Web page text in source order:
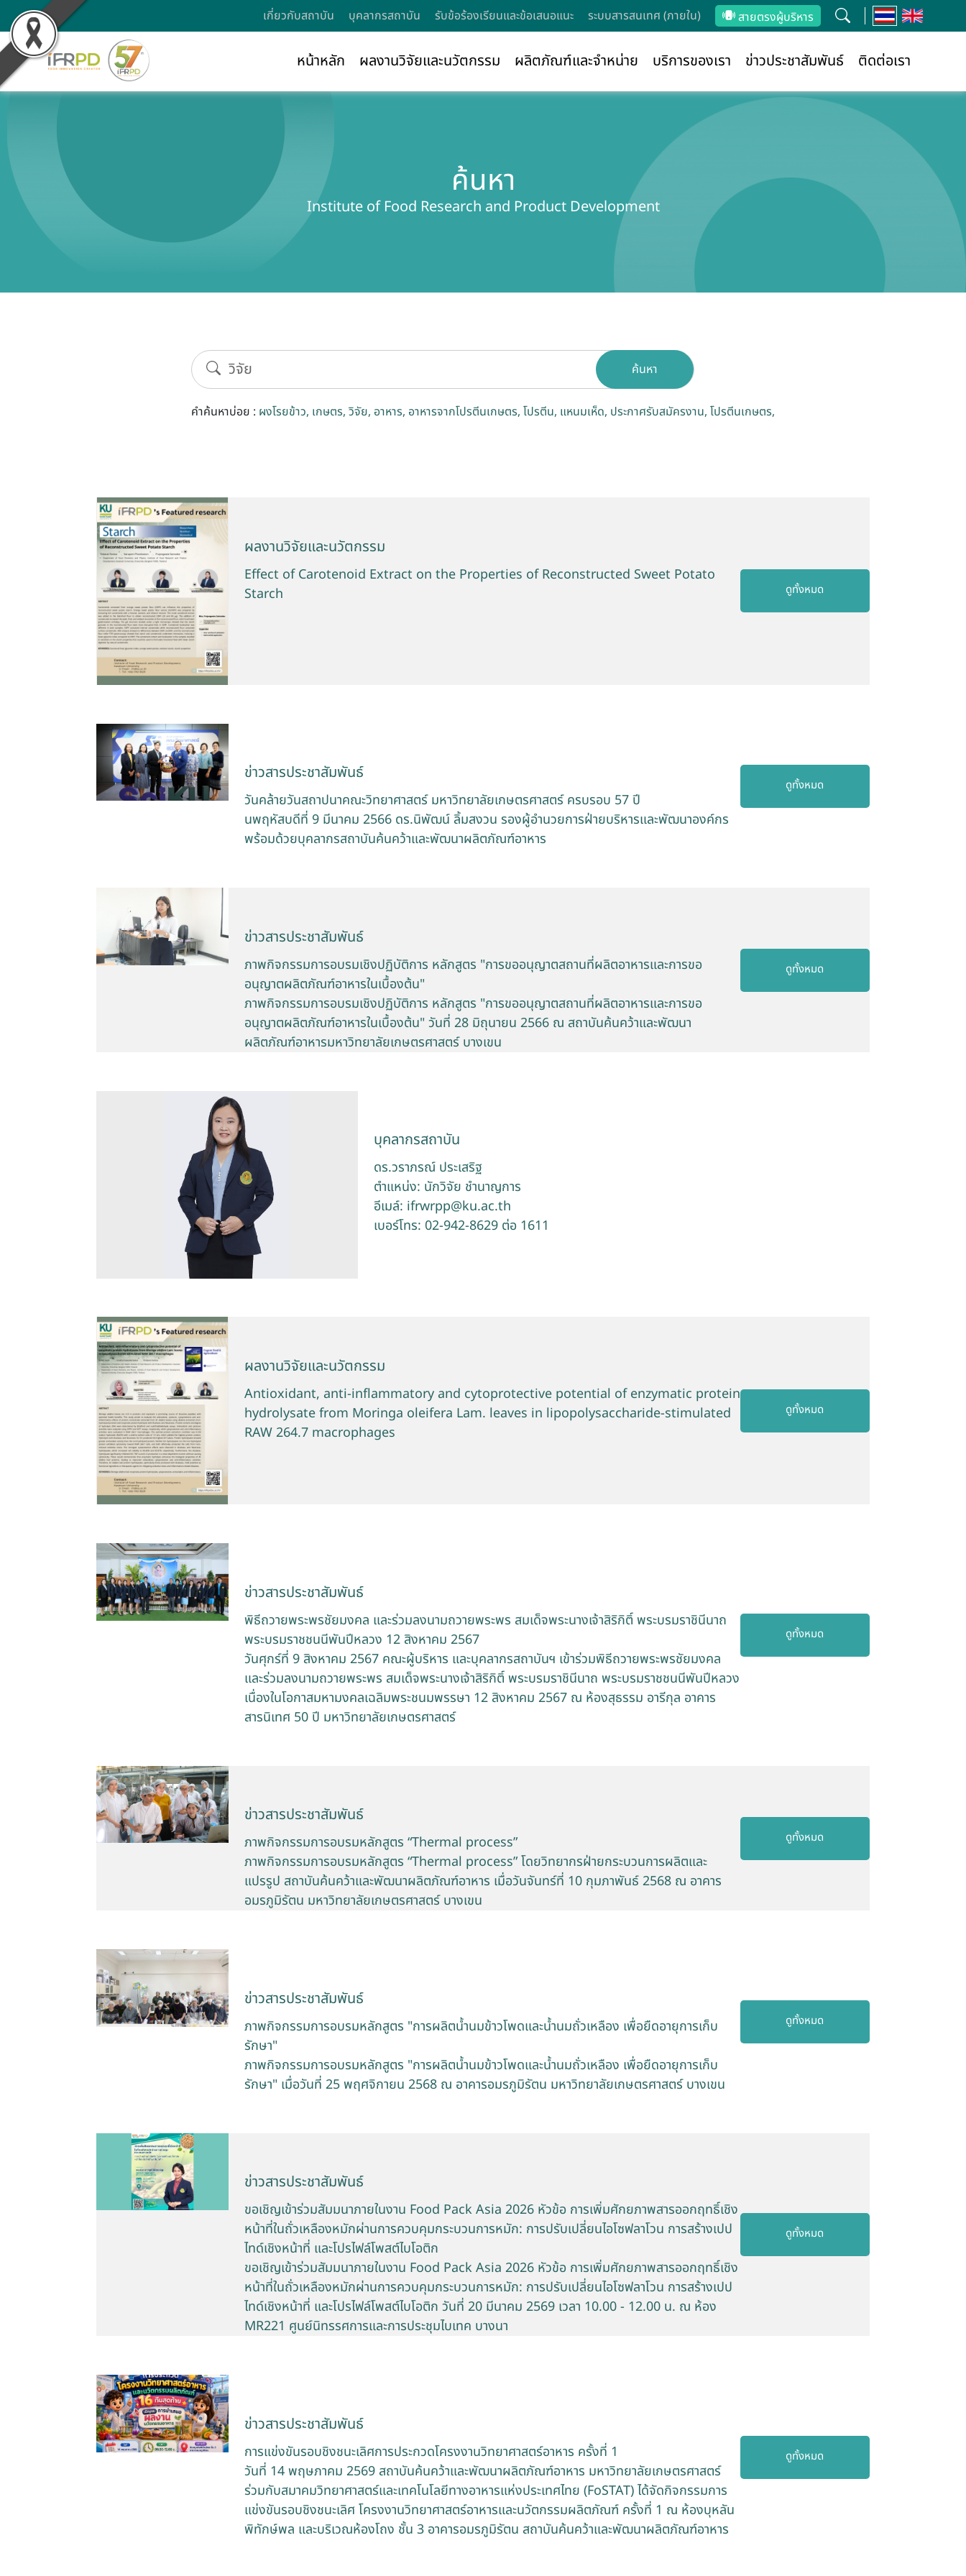
เกี่ยวกับสถาบัน บุคลากรสถาบัน รับข้อร้องเรียนและข้อเสนอแนะ ระบบสารสนเทศ (ภายใน) สายตรงผู้บริหาร
หน้าหลัก ผลงานวิจัยและนวัตกรรม ผลิตภัณฑ์และจำหน่าย บริการของเรา ข่าวประชาสัมพันธ์ ติดต่อเรา
ค้นหา
Institute of Food Research and Product Development
ค้นหา
คำค้นหาบ่อย : ผงโรยข้าว เกษตร วิจัย อาหาร อาหารจากโปรตีนเกษตร โปรตีน แหนมเห็ด ประกาศรับสมัครงาน โปรตีนเกษตร
ผลงานวิจัยและนวัตกรรม
Effect of Carotenoid Extract on the Properties of Reconstructed Sweet Potato
Starch
ดูทั้งหมด
ข่าวสารประชาสัมพันธ์
วันคล้ายวันสถาปนาคณะวิทยาศาสตร์ มหาวิทยาลัยเกษตรศาสตร์ ครบรอบ 57 ปี
นพฤหัสบดีที่ 9 มีนาคม 2566 ดร.นิพัฒน์ ลิ้มสงวน รองผู้อำนวยการฝ่ายบริหารและพัฒนาองค์กร
พร้อมด้วยบุคลากรสถาบันค้นคว้าและพัฒนาผลิตภัณฑ์อาหาร
ดูทั้งหมด
ข่าวสารประชาสัมพันธ์
ภาพกิจกรรมการอบรมเชิงปฏิบัติการ หลักสูตร "การขออนุญาตสถานที่ผลิตอาหารและการขอ
อนุญาตผลิตภัณฑ์อาหารในเบื้องต้น"
ภาพกิจกรรมการอบรมเชิงปฏิบัติการ หลักสูตร "การขออนุญาตสถานที่ผลิตอาหารและการขอ
อนุญาตผลิตภัณฑ์อาหารในเบื้องต้น" วันที่ 28 มิถุนายน 2566 ณ สถาบันค้นคว้าและพัฒนา
ผลิตภัณฑ์อาหารมหาวิทยาลัยเกษตรศาสตร์ บางเขน
ดูทั้งหมด
บุคลากรสถาบัน
ดร.วราภรณ์ ประเสริฐ
ตำแหน่ง: นักวิจัย ชำนาญการ
อีเมล์: ifrwrpp@ku.ac.th
เบอร์โทร: 02-942-8629 ต่อ 1611
ผลงานวิจัยและนวัตกรรม
Antioxidant, anti-inflammatory and cytoprotective potential of enzymatic protein
hydrolysate from Moringa oleifera Lam. leaves in lipopolysaccharide-stimulated
RAW 264.7 macrophages
ดูทั้งหมด
ข่าวสารประชาสัมพันธ์
พิธีถวายพระพรชัยมงคล และร่วมลงนามถวายพระพร สมเด็จพระนางเจ้าสิริกิติ์ พระบรมราชินีนาถ
พระบรมราชชนนีพันปีหลวง 12 สิงหาคม 2567
วันศุกร์ที่ 9 สิงหาคม 2567 คณะผู้บริหาร และบุคลากรสถาบันฯ เข้าร่วมพิธีถวายพระพรชัยมงคล
และร่วมลงนามถวายพระพร สมเด็จพระนางเจ้าสิริกิติ์ พระบรมราชินีนาถ พระบรมราชชนนีพันปีหลวง
เนื่องในโอกาสมหามงคลเฉลิมพระชนมพรรษา 12 สิงหาคม 2567 ณ ห้องสุธรรม อารีกุล อาคาร
สารนิเทศ 50 ปี มหาวิทยาลัยเกษตรศาสตร์
ดูทั้งหมด
ข่าวสารประชาสัมพันธ์
ภาพกิจกรรมการอบรมหลักสูตร “Thermal process”
ภาพกิจกรรมการอบรมหลักสูตร “Thermal process” โดยวิทยากรฝ่ายกระบวนการผลิตและ
แปรรูป สถาบันค้นคว้าและพัฒนาผลิตภัณฑ์อาหาร เมื่อวันจันทร์ที่ 10 กุมภาพันธ์ 2568 ณ อาคาร
อมรภูมิรัตน มหาวิทยาลัยเกษตรศาสตร์ บางเขน
ดูทั้งหมด
ข่าวสารประชาสัมพันธ์
ภาพกิจกรรมการอบรมหลักสูตร "การผลิตน้ำนมข้าวโพดและน้ำนมถั่วเหลือง เพื่อยืดอายุการเก็บ
รักษา"
ภาพกิจกรรมการอบรมหลักสูตร "การผลิตน้ำนมข้าวโพดและน้ำนมถั่วเหลือง เพื่อยืดอายุการเก็บ
รักษา" เมื่อวันที่ 25 พฤศจิกายน 2568 ณ อาคารอมรภูมิรัตน มหาวิทยาลัยเกษตรศาสตร์ บางเขน
ดูทั้งหมด
ข่าวสารประชาสัมพันธ์
ขอเชิญเข้าร่วมสัมมนาภายในงาน Food Pack Asia 2026 หัวข้อ การเพิ่มศักยภาพสารออกฤทธิ์เชิง
หน้าที่ในถั่วเหลืองหมักผ่านการควบคุมกระบวนการหมัก: การปรับเปลี่ยนไอโซฟลาโวน การสร้างเปป
ไทด์เชิงหน้าที่ และโปรไฟล์โพสต์ไบโอติก
ขอเชิญเข้าร่วมสัมมนาภายในงาน Food Pack Asia 2026 หัวข้อ การเพิ่มศักยภาพสารออกฤทธิ์เชิง
หน้าที่ในถั่วเหลืองหมักผ่านการควบคุมกระบวนการหมัก: การปรับเปลี่ยนไอโซฟลาโวน การสร้างเปป
ไทด์เชิงหน้าที่ และโปรไฟล์โพสต์ไบโอติก วันที่ 20 มีนาคม 2569 เวลา 10.00 - 12.00 น. ณ ห้อง
MR221 ศูนย์นิทรรศการและการประชุมไบเทค บางนา
ดูทั้งหมด
ข่าวสารประชาสัมพันธ์
การแข่งขันรอบชิงชนะเลิศการประกวดโครงงานวิทยาศาสตร์อาหาร ครั้งที่ 1
วันที่ 14 พฤษภาคม 2569 สถาบันค้นคว้าและพัฒนาผลิตภัณฑ์อาหาร มหาวิทยาลัยเกษตรศาสตร์
ร่วมกับสมาคมวิทยาศาสตร์และเทคโนโลยีทางอาหารแห่งประเทศไทย (FoSTAT) ได้จัดกิจกรรมการ
แข่งขันรอบชิงชนะเลิศ โครงงานวิทยาศาสตร์อาหารและนวัตกรรมผลิตภัณฑ์ ครั้งที่ 1 ณ ห้องบุหลัน
พิทักษ์พล และบริเวณห้องโถง ชั้น 3 อาคารอมรภูมิรัตน สถาบันค้นคว้าและพัฒนาผลิตภัณฑ์อาหาร
ดูทั้งหมด